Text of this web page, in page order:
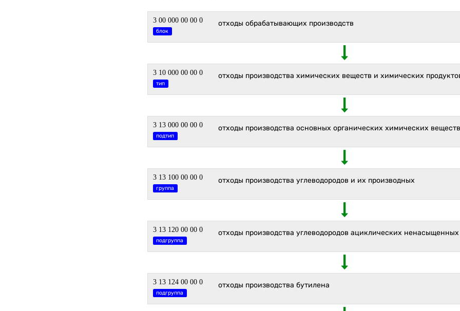
3 00 000 00 00 0
блок
отходы обрабатывающих производств
3 10 000 00 00 0
тип
отходы производства химических веществ и химических
3 13 000 00 00 0
подтип
отходы производства основных органических химических
3 13 100 00 00 0
группа
отходы производства углеводородов и их производных
3 13 120 00 00 0
подгруппа
отходы производства углеводородов ациклических ненасыщенных
3 13 124 00 00 0
подгруппа
отходы производства бутилена